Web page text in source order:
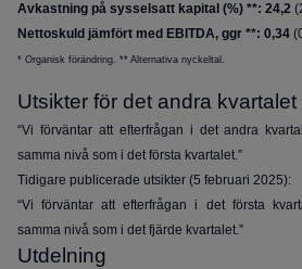
Avkastning på sysselsatt kapital (%) **: 24,2
Nettoskuld jämfört med EBITDA, ggr **: 0,34
* Organisk förändring. ** Alternativa nyckeltal.
Utsikter för det andra kvartalet
“Vi förväntar att efterfrågan i det andra
samma nivå som i det första kvartalet.”
Tidigare publicerade utsikter (5 februari 2025):
“Vi förväntar att efterfrågan i det första
samma nivå som i det fjärde kvartalet.”
Utdelning